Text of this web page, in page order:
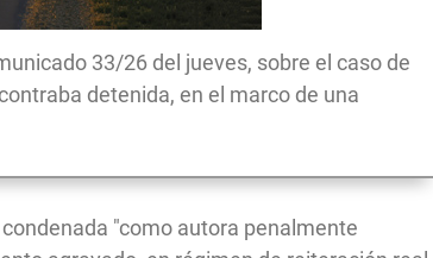
33/26 del jueves, sobre el caso de
detenida, en el marco de una
"como autora penalmente